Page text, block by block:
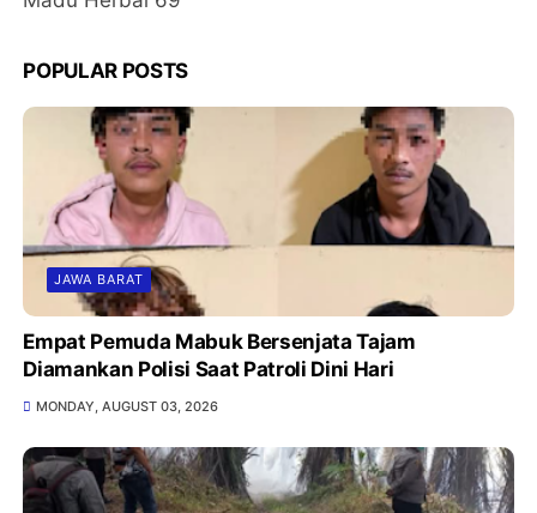
POPULAR POSTS
JAWA BARAT
Empat Pemuda Mabuk Bersenjata Tajam
Diamankan Polisi Saat Patroli Dini Hari
MONDAY, AUGUST 03, 2026